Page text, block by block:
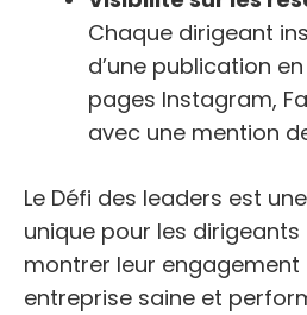
Chaque dirigeant
d’une publication
pages Instagram,
avec une mention
Le Défi des leaders est
unique pour les
montrer leur engagement
entreprise saine et